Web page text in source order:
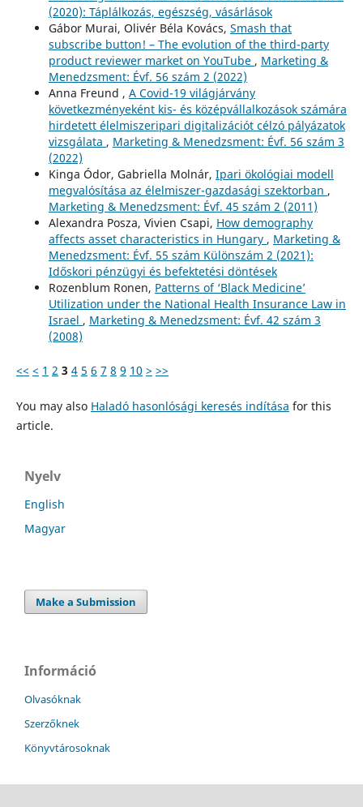
(2020): Táplálkozás, egészség, vásárlások
Gábor Murai, Olivér Béla Kovács, Smash that
subscribe button! – The evolution of the third-party
product reviewer market on YouTube , Marketing &
Menedzsment: Évf. 56 szám 2 (2022)
Anna Freund , A Covid-19 világjárvány
következményeként kis- és középvállalkozások számára
hirdetett élelmiszeripari digitalizációt célzó pályázatok
vizsgálata , Marketing & Menedzsment: Évf. 56 szám 3
(2022)
Kinga Ódor, Gabriella Molnár, Ipari ökológiai modell
megvalósítása az élelmiszer-gazdasági szektorban ,
Marketing & Menedzsment: Évf. 45 szám 2 (2011)
Alexandra Posza, Vivien Csapi, How demography
affects asset characteristics in Hungary , Marketing &
Menedzsment: Évf. 55 szám Különszám 2 (2021):
Időskori pénzügyi és befektetési döntések
Rozenblum Ronen, Patterns of ‘Black Medicine’
Utilization under the National Health Insurance Law in
Israel , Marketing & Menedzsment: Évf. 42 szám 3
(2008)
<< < 1 2 3 4 5 6 7 8 9 10 > >>
You may also Haladó hasonlósági keresés indítása for this
article.
Nyelv
English
Magyar
Make a Submission
Információ
Olvasóknak
Szerzőknek
Könyvtárosoknak